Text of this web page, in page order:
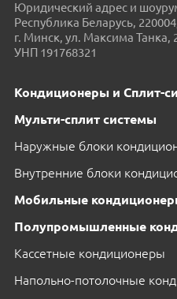
Юридический адрес и
Республика Беларусь,
г. Минск, ул. Максима Танка,
УНП 191768321
Кондиционеры и Сплит-
Мульти-сплит системы
Наружные блоки
Внутренние блоки
Мобильные
Полупромышленные
Кассетные кондиционеры
Напольно-потолочные